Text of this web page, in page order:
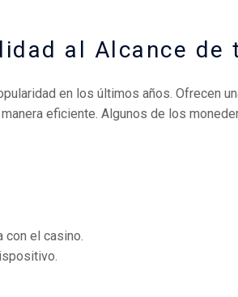
al Alcance de
en los últimos años. Ofrecen
eficiente. Algunos de los
con el casino.